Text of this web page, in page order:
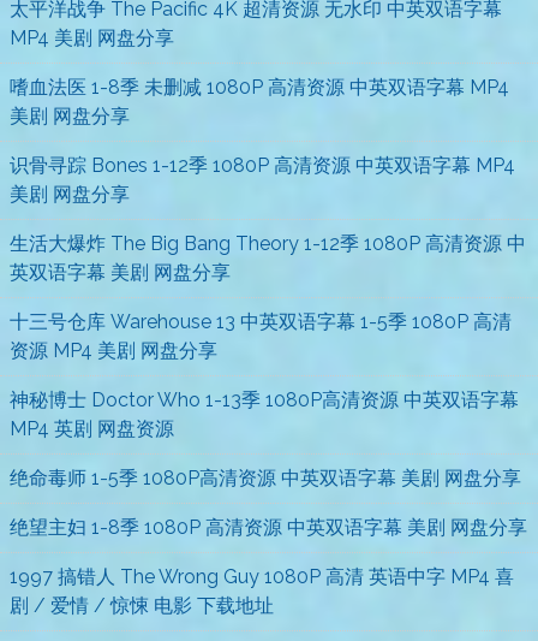
太平洋战争 The Pacific 4K 超清资源 无水印 中英双语字幕
MP4 美剧 网盘分享
嗜血法医 1-8季 未删减 1080P 高清资源 中英双语字幕 MP4
美剧 网盘分享
识骨寻踪 Bones 1-12季 1080P 高清资源 中英双语字幕 MP4
美剧 网盘分享
生活大爆炸 The Big Bang Theory 1-12季 1080P 高清资源 中
英双语字幕 美剧 网盘分享
十三号仓库 Warehouse 13 中英双语字幕 1-5季 1080P 高清
资源 MP4 美剧 网盘分享
神秘博士 Doctor Who 1-13季 1080P高清资源 中英双语字幕
MP4 英剧 网盘资源
绝命毒师 1-5季 1080P高清资源 中英双语字幕 美剧 网盘分享
绝望主妇 1-8季 1080P 高清资源 中英双语字幕 美剧 网盘分享
1997 搞错人 The Wrong Guy 1080P 高清 英语中字 MP4 喜
剧 / 爱情 / 惊悚 电影 下载地址